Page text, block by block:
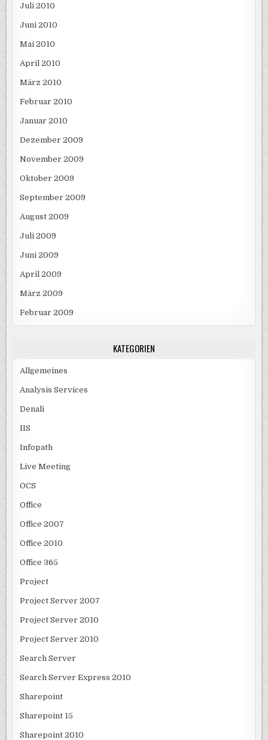
Juli 2010
Juni 2010
Mai 2010
April 2010
März 2010
Februar 2010
Januar 2010
Dezember 2009
November 2009
Oktober 2009
September 2009
August 2009
Juli 2009
Juni 2009
April 2009
März 2009
Februar 2009
KATEGORIEN
Allgemeines
Analysis Services
Denali
IIS
Infopath
Live Meeting
OCS
Office
Office 2007
Office 2010
Office 365
Project
Project Server 2007
Project Server 2010
Project Server 2010
Search Server
Search Server Express 2010
Sharepoint
Sharepoint 15
Sharepoint 2010